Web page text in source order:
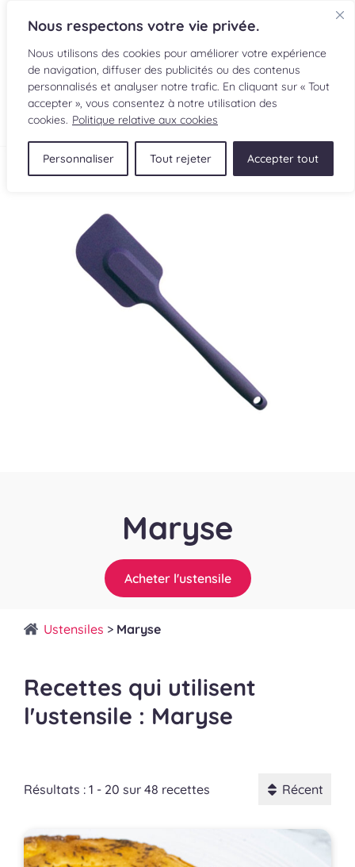
Nous respectons votre vie privée.
Nous utilisons des cookies pour améliorer votre expérience
de navigation, diffuser des publicités ou des contenus
personnalisés et analyser notre trafic. En cliquant sur « Tout
accepter », vous consentez à notre utilisation des
cookies. Politique relative aux cookies
Personnaliser Tout rejeter Accepter tout
EN
RECETTES
LECTURES CULINAIRES
SOUMETTRE UNE RECETTE
BOUTIQUE
Maryse
Acheter l'ustensile
Ustensiles > Maryse
Recettes qui utilisent
l'ustensile : Maryse
Résultats : 1 - 20 sur 48 recettes Récent